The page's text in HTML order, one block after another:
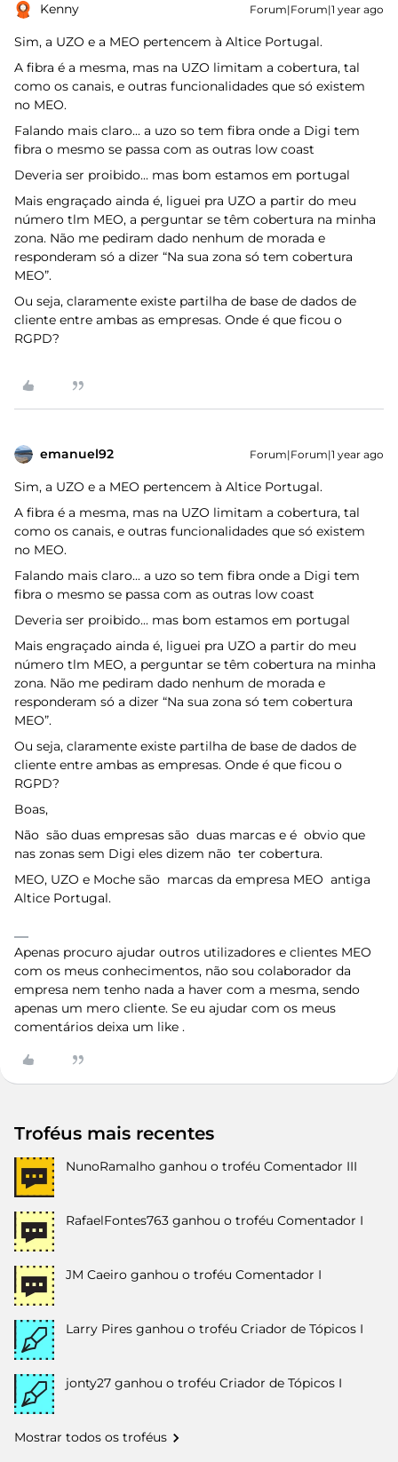
Kenny Forum|Forum|1 year ago
Sim, a UZO e a MEO pertencem à Altice Portugal.
A fibra é a mesma, mas na UZO limitam a cobertura, tal
como os canais, e outras funcionalidades que só existem
no MEO.
Falando mais claro... a uzo so tem fibra onde a Digi tem
fibra o mesmo se passa com as outras low coast
Deveria ser proibido... mas bom estamos em portugal
Mais engraçado ainda é, liguei pra UZO a partir do meu
número tlm MEO, a perguntar se têm cobertura na minha
zona. Não me pediram dado nenhum de morada e
responderam só a dizer “Na sua zona só tem cobertura
MEO”.
Ou seja, claramente existe partilha de base de dados de
cliente entre ambas as empresas. Onde é que ficou o
RGPD?
emanuel92 Forum|Forum|1 year ago
Sim, a UZO e a MEO pertencem à Altice Portugal.
A fibra é a mesma, mas na UZO limitam a cobertura, tal
como os canais, e outras funcionalidades que só existem
no MEO.
Falando mais claro... a uzo so tem fibra onde a Digi tem
fibra o mesmo se passa com as outras low coast
Deveria ser proibido... mas bom estamos em portugal
Mais engraçado ainda é, liguei pra UZO a partir do meu
número tlm MEO, a perguntar se têm cobertura na minha
zona. Não me pediram dado nenhum de morada e
responderam só a dizer “Na sua zona só tem cobertura
MEO”.
Ou seja, claramente existe partilha de base de dados de
cliente entre ambas as empresas. Onde é que ficou o
RGPD?
Boas,
Não são duas empresas são duas marcas e é obvio que
nas zonas sem Digi eles dizem não ter cobertura.
MEO, UZO e Moche são marcas da empresa MEO antiga
Altice Portugal.
Apenas procuro ajudar outros utilizadores e clientes MEO
com os meus conhecimentos, não sou colaborador da
empresa nem tenho nada a haver com a mesma, sendo
apenas um mero cliente. Se eu ajudar com os meus
comentários deixa um like .
Troféus mais recentes
NunoRamalho ganhou o troféu Comentador III
RafaelFontes763 ganhou o troféu Comentador I
JM Caeiro ganhou o troféu Comentador I
Larry Pires ganhou o troféu Criador de Tópicos I
jonty27 ganhou o troféu Criador de Tópicos I
Mostrar todos os troféus